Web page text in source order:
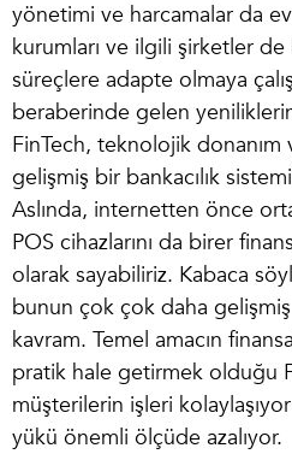
yönetimi ve harcamalar da
kurumları ve ilgili şirketler
süreçlere adapte olmaya
beraberinde gelen
FinTech, teknolojik donanım
gelişmiş bir bankacılık
Aslında, internetten önce
POS cihazlarını da birer
olarak sayabiliriz. Kabaca
bunun çok çok daha
kavram. Temel amacın
pratik hale getirmek olduğu
müşterilerin işleri
yükü önemli ölçüde azalıyor.